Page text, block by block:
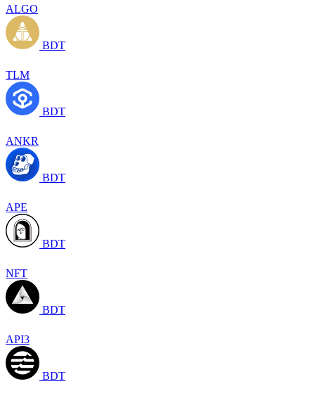
ALGO
BDT
TLM
BDT
ANKR
BDT
APE
BDT
NFT
BDT
API3
BDT